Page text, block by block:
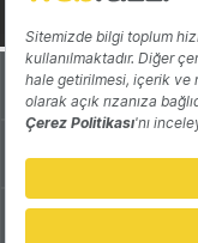
Hakkında
Katkıda Bulun